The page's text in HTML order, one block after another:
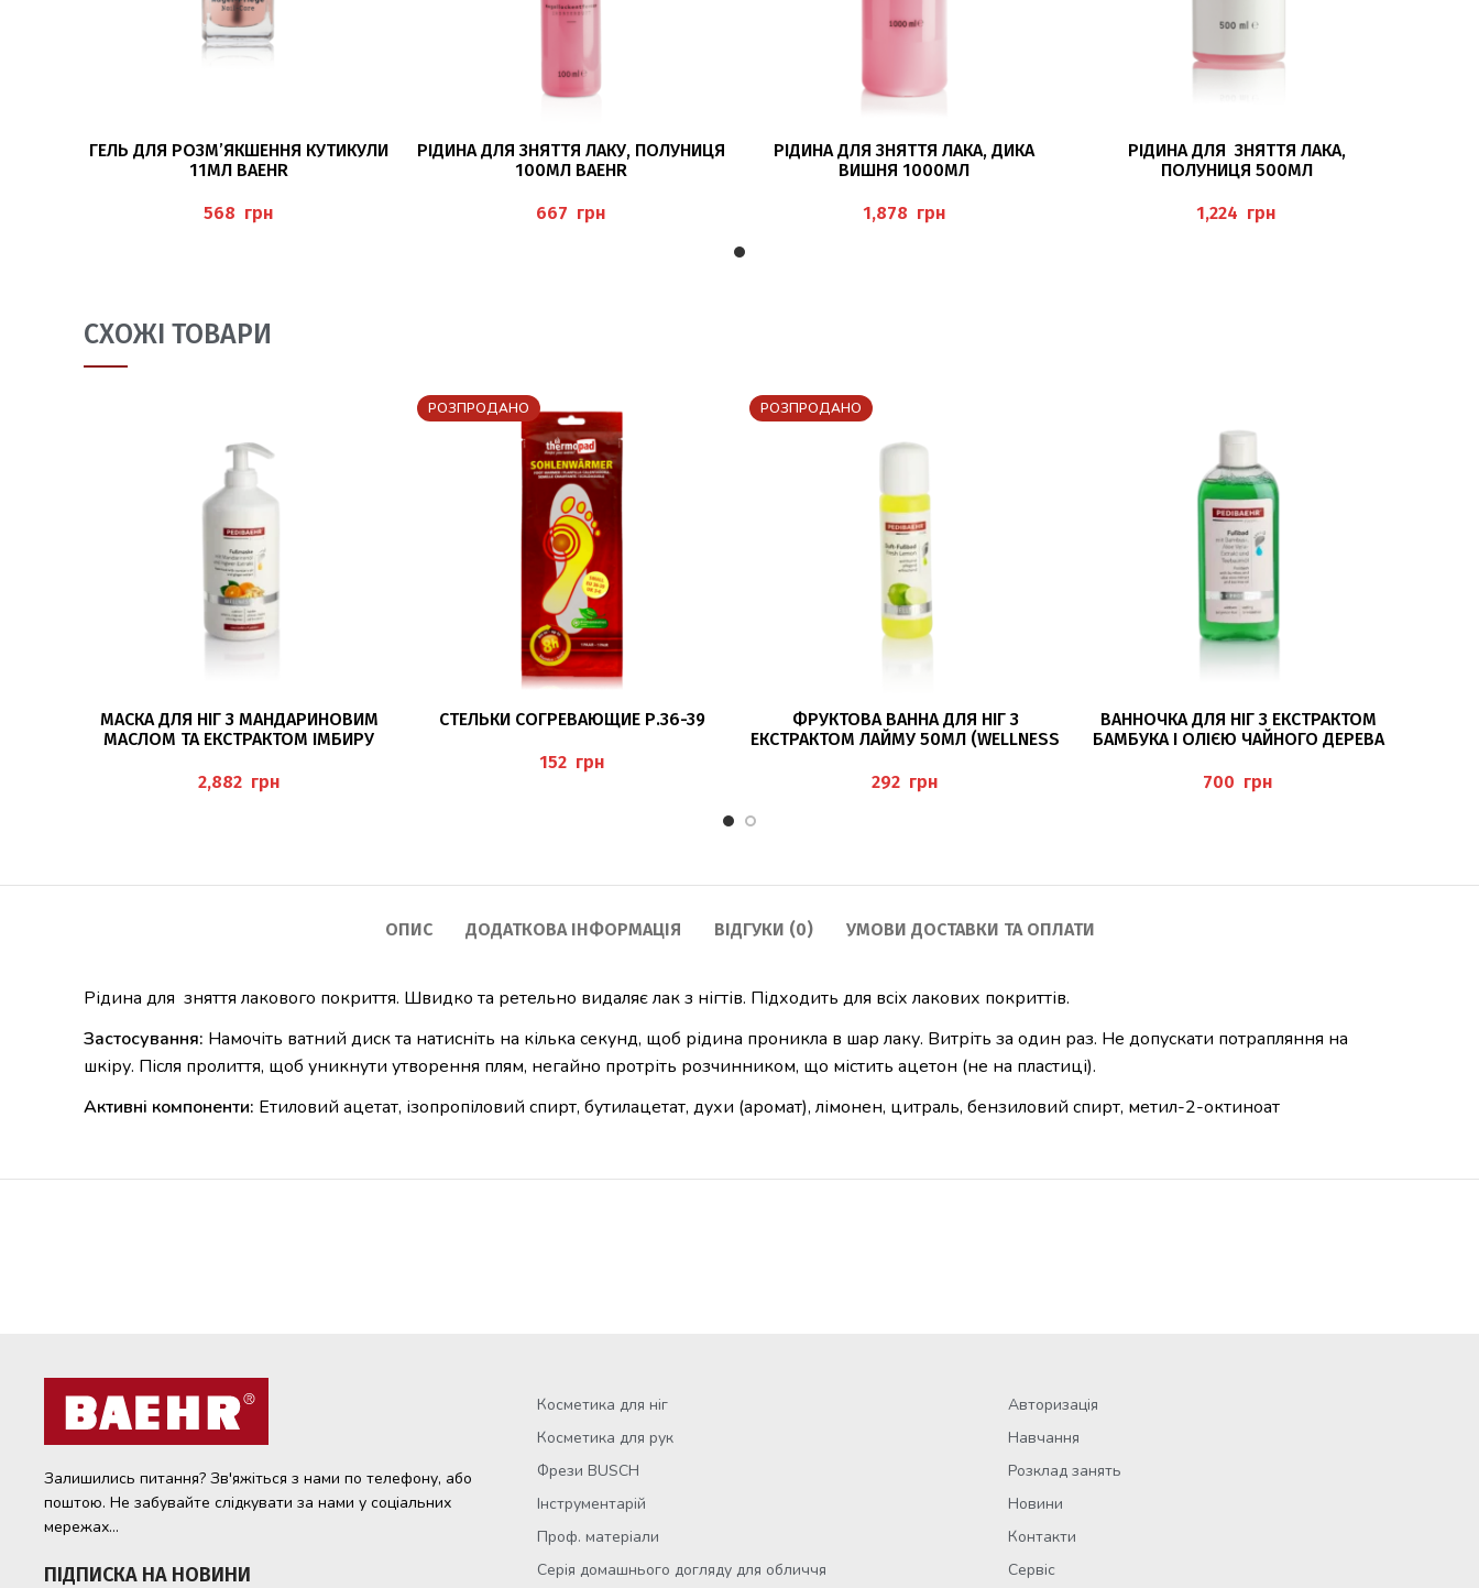
ЧИТАТИ ДАЛІ
ГЕЛЬ ДЛЯ РОЗМ’ЯКШЕННЯ КУТИКУЛИ
11МЛ BAEHR
грн
ЧИТАТИ ДАЛІ
РІДИНА ДЛЯ ЗНЯТТЯ ЛАКУ, ПОЛУНИЦЯ
100МЛ BAEHR
грн
ЧИТАТИ ДАЛІ
РІДИНА ДЛЯ ЗНЯТТЯ ЛАКА, ДИКА
ВИШНЯ 1000МЛ
BAEHRгрн
ЧИТАТИ ДАЛІ
РІДИНА ДЛЯ ЗНЯТТЯ ЛАКА,
ПОЛУНИЦЯ 500МЛ
BAEHRгрн
СХОЖІ ТОВАРИ
ДОДАТИ В КОШИК
МАСКА ДЛЯ НІГ З МАНДАРИНОВИМ
МАСЛОМ ТА ЕКСТРАКТОМ ІМБИРУ
грн
РОЗПРОДАНО
ЧИТАТИ ДАЛІ
СТЕЛЬКИ СОГРЕВАЮЩИЕ Р.36-39
грн
РОЗПРОДАНО
ЧИТАТИ ДАЛІ
ФРУКТОВА ВАННА ДЛЯ НІГ З
ЕКСТРАКТОМ ЛАЙМУ 50МЛ (WELLNESS
грн
ДОДАТИ В КОШИК
ВАННОЧКА ДЛЯ НІГ З ЕКСТРАКТОМ
БАМБУКА І ОЛІЄЮ ЧАЙНОГО ДЕРЕВА
ALOEVERA-EXTRAKT UND TEEBAUMÖL)
грн
ОПИС ДОДАТКОВА ІНФОРМАЦІЯ ВІДГУКИ (0) УМОВИ ДОСТАВКИ ТА ОПЛАТИ
Рідина для зняття лакового покриття. Швидко та ретельно видаляє лак з нігтів. Підходить для всіх лакових покриттів.
Застосування: Намочіть ватний диск та натисніть на кілька секунд, щоб рідина проникла в шар лаку. Витріть за один раз. Не допускати потрапляння на
шкіру. Після пролиття, щоб уникнути утворення плям, негайно протріть розчинником, що містить ацетон (не на пластиці).
Активні компоненти: Етиловий ацетат, ізопропіловий спирт, бутилацетат, духи (аромат), лімонен, цитраль, бензиловий спирт, метил-2-октиноат
Залишились питання? Зв'яжіться з нами по телефону, або
поштою. Не забувайте слідкувати за нами у соціальних
мережах...
ПІДПИСКА НА НОВИНИ
Косметика для ніг
Косметика для рук
Фрези BUSCH
Інструментарій
Проф. матеріали
Серія домашнього догляду для обличчя
Авторизація
Навчання
Розклад занять
Новини
Контакти
Сервіс